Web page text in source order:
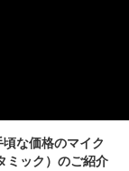
な価格のマイク
ミック）のご紹介